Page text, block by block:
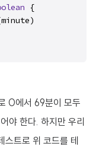
{
0에서 69분이 모두
야 한다. 하지만 우리
트로 위 코드를 테